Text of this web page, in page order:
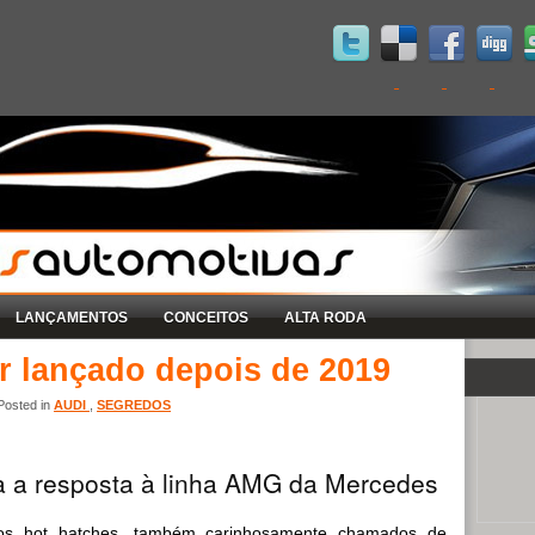
LANÇAMENTOS CONCEITOS ALTA RODA
lançado depois de 2019
in AUDI SEGREDOS
a resposta à linha AMG da Mercedes